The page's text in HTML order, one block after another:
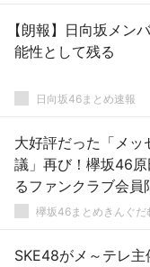
【朗報】日向坂メン
能性として残る
日向坂46まとめ速報
大好評だった「メッ
議」再び！欅坂46
るファンクラブ会
み」第53回配信スタ
欅坂46まとめきんぐだ
SKE48がメ～テレ